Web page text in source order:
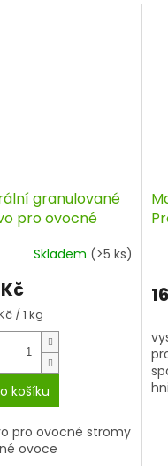
granulované
pro ovocné
AGROSkladem (>5 ks)
/ 1 kg
košíku
pro ovocné stromy
ovoce